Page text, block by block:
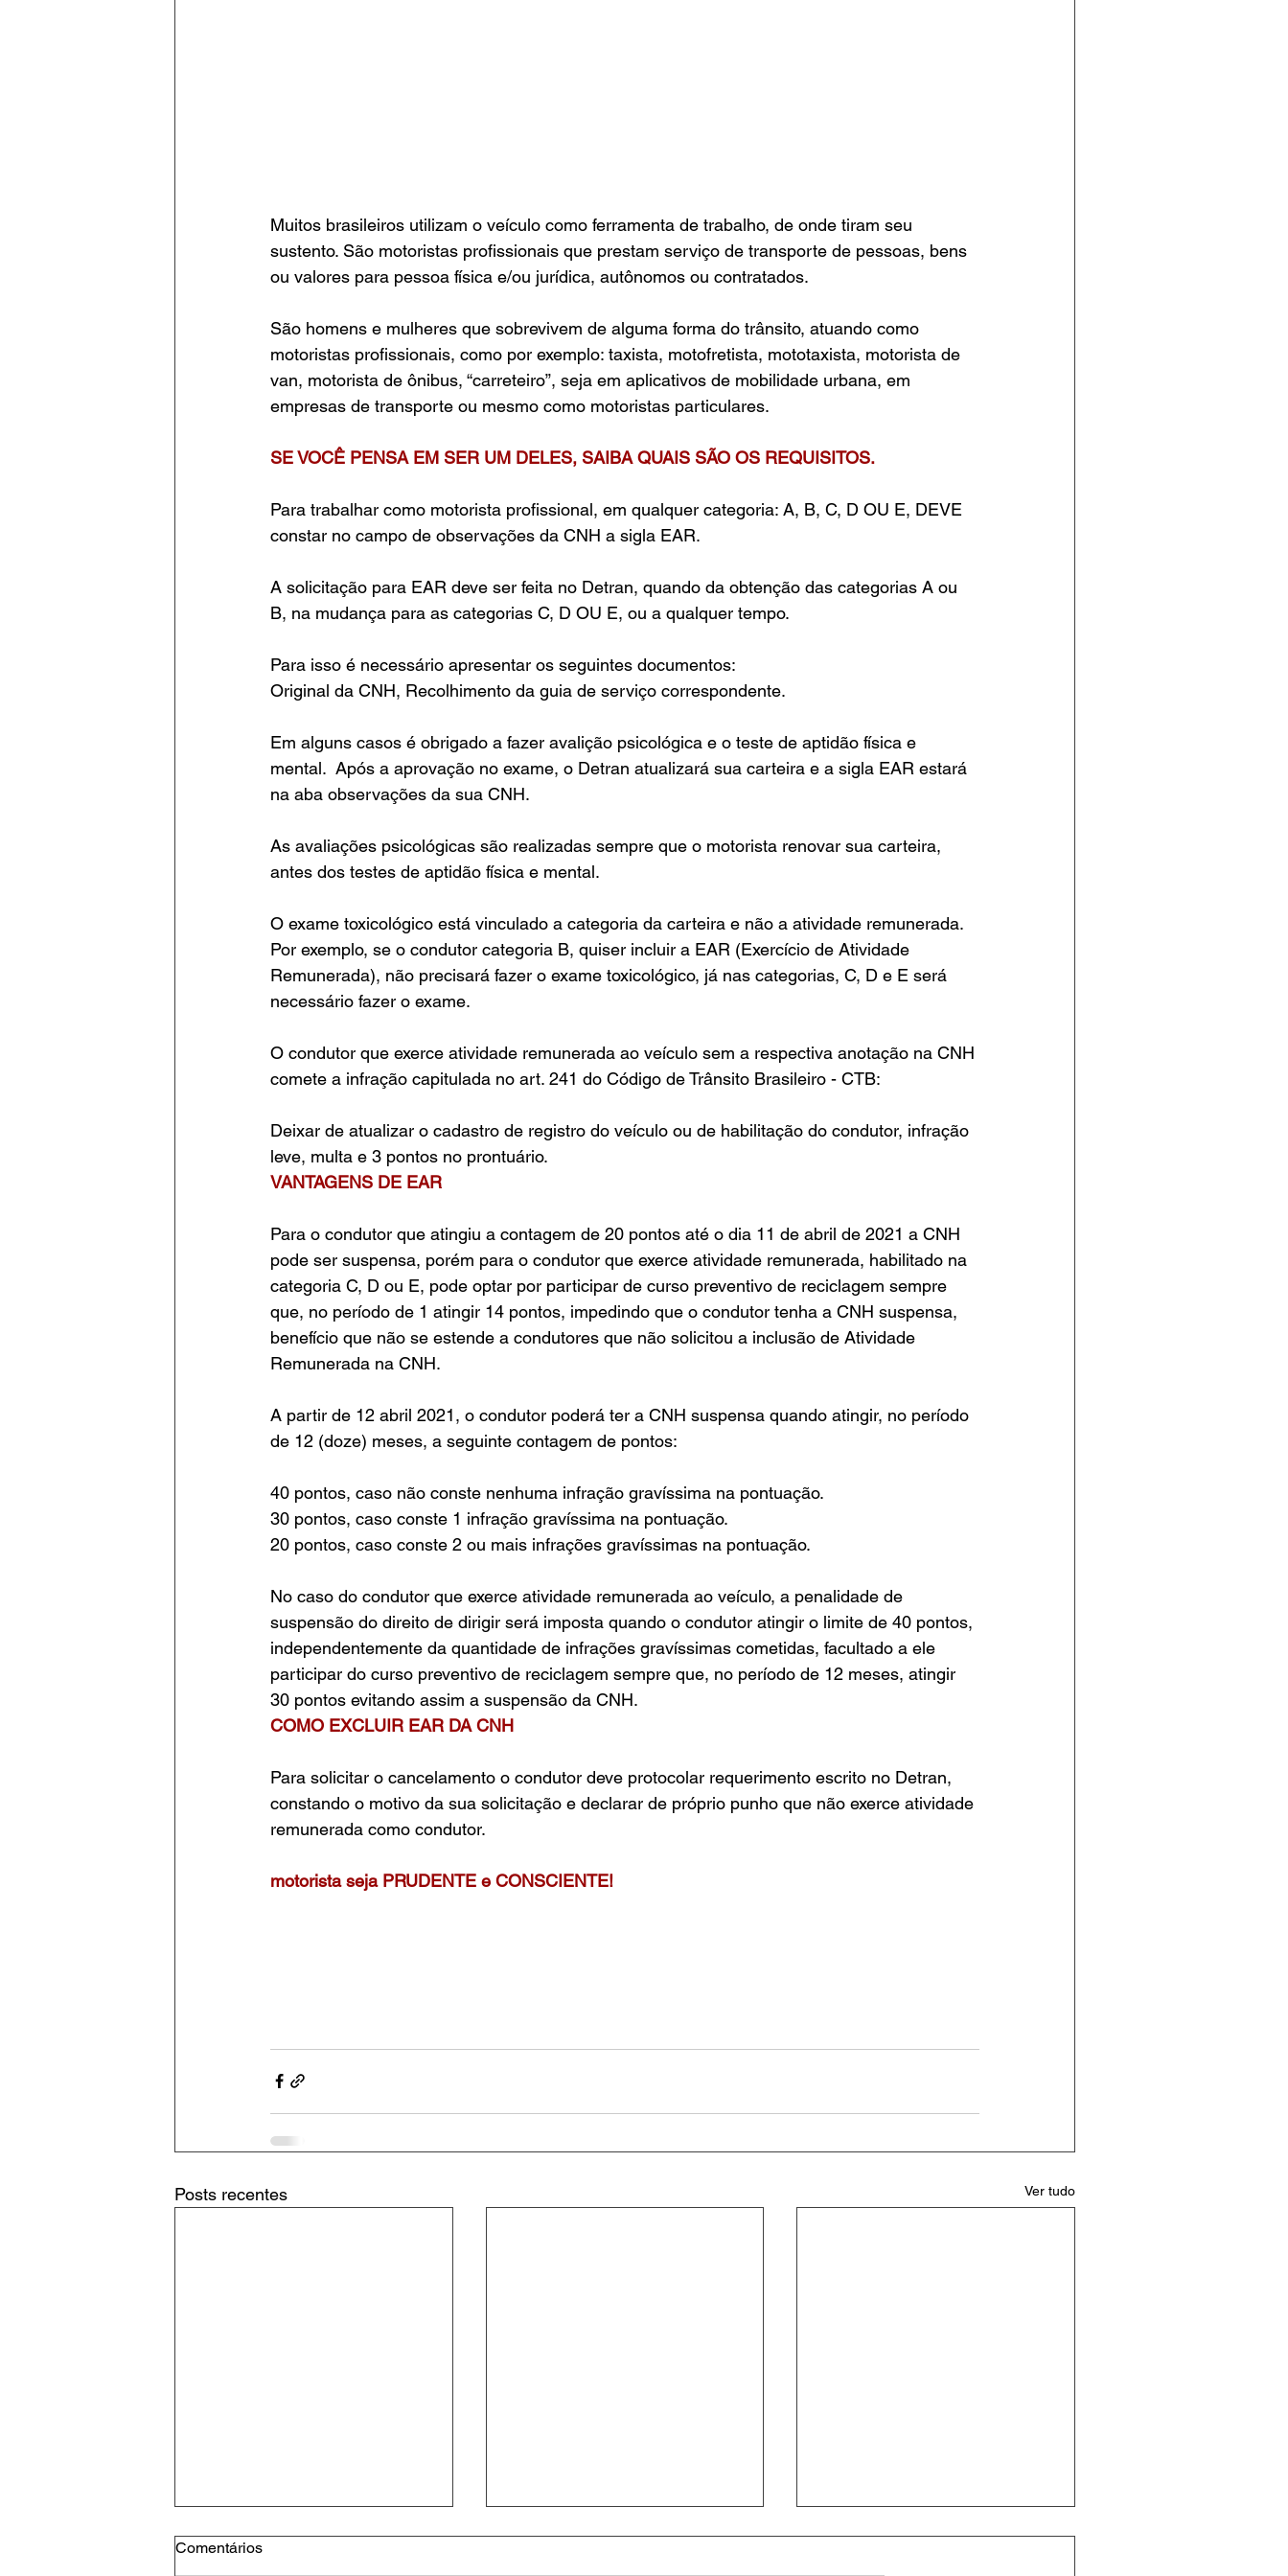
Muitos brasileiros utilizam o veículo como ferramenta de trabalho, de onde tiram seu
sustento. São motoristas profissionais que prestam serviço de transporte de pessoas, bens
ou valores para pessoa física e/ou jurídica, autônomos ou contratados.
São homens e mulheres que sobrevivem de alguma forma do trânsito, atuando como
motoristas profissionais, como por exemplo: taxista, motofretista, mototaxista, motorista de
van, motorista de ônibus, “carreteiro”, seja em aplicativos de mobilidade urbana, em
empresas de transporte ou mesmo como motoristas particulares.
SE VOCÊ PENSA EM SER UM DELES, SAIBA QUAIS SÃO OS REQUISITOS.
Para trabalhar como motorista profissional, em qualquer categoria: A, B, C, D OU E, DEVE
constar no campo de observações da CNH a sigla EAR.
A solicitação para EAR deve ser feita no Detran, quando da obtenção das categorias A ou
B, na mudança para as categorias C, D OU E, ou a qualquer tempo.
Para isso é necessário apresentar os seguintes documentos:
Original da CNH, Recolhimento da guia de serviço correspondente.
Em alguns casos é obrigado a fazer avalição psicológica e o teste de aptidão física e
mental.  Após a aprovação no exame, o Detran atualizará sua carteira e a sigla EAR estará
na aba observações da sua CNH.
As avaliações psicológicas são realizadas sempre que o motorista renovar sua carteira,
antes dos testes de aptidão física e mental.
O exame toxicológico está vinculado a categoria da carteira e não a atividade remunerada.
Por exemplo, se o condutor categoria B, quiser incluir a EAR (Exercício de Atividade
Remunerada), não precisará fazer o exame toxicológico, já nas categorias, C, D e E será
necessário fazer o exame.
O condutor que exerce atividade remunerada ao veículo sem a respectiva anotação na CNH
comete a infração capitulada no art. 241 do Código de Trânsito Brasileiro - CTB:
Deixar de atualizar o cadastro de registro do veículo ou de habilitação do condutor, infração
leve, multa e 3 pontos no prontuário.
VANTAGENS DE EAR
Para o condutor que atingiu a contagem de 20 pontos até o dia 11 de abril de 2021 a CNH
pode ser suspensa, porém para o condutor que exerce atividade remunerada, habilitado na
categoria C, D ou E, pode optar por participar de curso preventivo de reciclagem sempre
que, no período de 1 atingir 14 pontos, impedindo que o condutor tenha a CNH suspensa,
benefício que não se estende a condutores que não solicitou a inclusão de Atividade
Remunerada na CNH.
A partir de 12 abril 2021, o condutor poderá ter a CNH suspensa quando atingir, no período
de 12 (doze) meses, a seguinte contagem de pontos:
40 pontos, caso não conste nenhuma infração gravíssima na pontuação.
30 pontos, caso conste 1 infração gravíssima na pontuação.
20 pontos, caso conste 2 ou mais infrações gravíssimas na pontuação.
No caso do condutor que exerce atividade remunerada ao veículo, a penalidade de
suspensão do direito de dirigir será imposta quando o condutor atingir o limite de 40 pontos,
independentemente da quantidade de infrações gravíssimas cometidas, facultado a ele
participar do curso preventivo de reciclagem sempre que, no período de 12 meses, atingir
30 pontos evitando assim a suspensão da CNH.
COMO EXCLUIR EAR DA CNH
Para solicitar o cancelamento o condutor deve protocolar requerimento escrito no Detran,
constando o motivo da sua solicitação e declarar de próprio punho que não exerce atividade
remunerada como condutor.
motorista seja PRUDENTE e CONSCIENTE!
Posts recentes Ver tudo
Comentários